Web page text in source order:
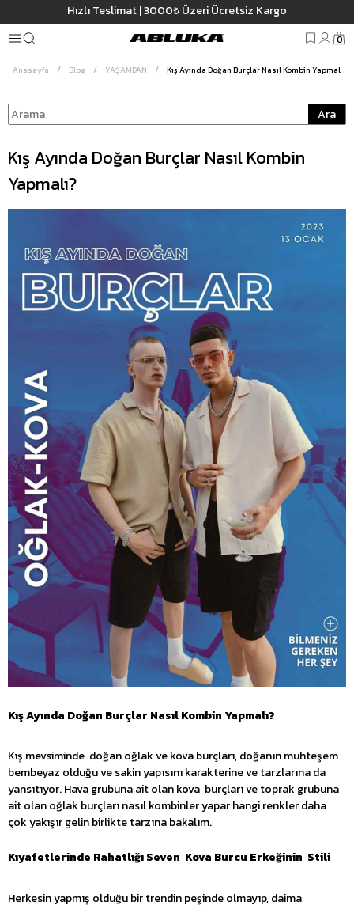
Hızlı Teslimat | 3000₺ Üzeri Ücretsiz Kargo
0
Anasayfa Blog YAŞAMDAN Kış Ayında Doğan Burçlar Nasıl Kombin Yapmalı?
Ara
Kış Ayında Doğan Burçlar Nasıl Kombin
Yapmalı?
Kış Ayında Doğan Burçlar Nasıl Kombin Yapmalı?
Kış mevsiminde doğan oğlak ve kova burçları, doğanın muhteşem
bembeyaz olduğu ve sakin yapısını karakterine ve tarzlarına da
yansıtıyor. Hava grubuna ait olan kova burçları ve toprak grubuna
ait olan oğlak burçları nasıl kombinler yapar hangi renkler daha
çok yakışır gelin birlikte tarzına bakalım.
Kıyafetlerinde Rahatlığı Seven  Kova Burcu Erkeğinin  Stili
Herkesin yapmış olduğu bir trendin peşinde olmayıp, daima